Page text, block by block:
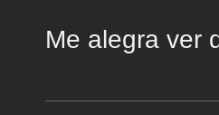
Me alegra ver